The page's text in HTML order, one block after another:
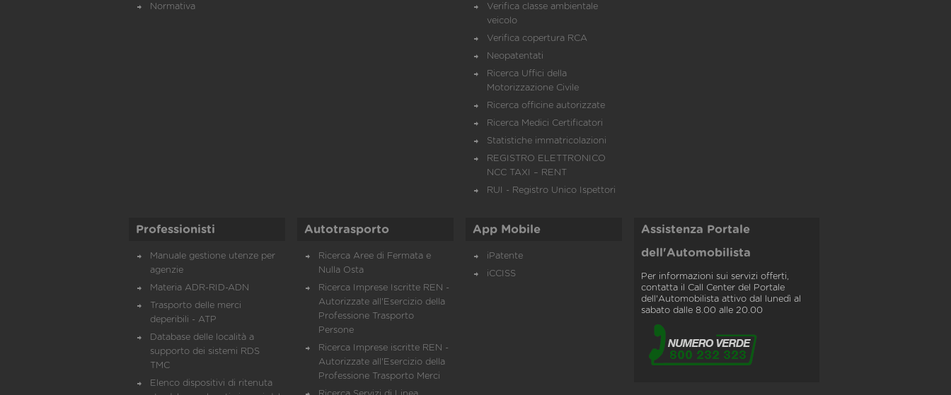
Normativa
Verifica classe ambientale
veicolo
Verifica copertura RCA
Neopatentati
Ricerca Uffici della
Motorizzazione Civile
Ricerca officine autorizzate
Ricerca Medici Certificatori
Statistiche immatricolazioni
REGISTRO ELETTRONICO
NCC TAXI – RENT
RUI - Registro Unico Ispettori
Professionisti
Manuale gestione utenze per
agenzie
Materia ADR-RID-ADN
Trasporto delle merci
deperibili - ATP
Database delle località a
supporto dei sistemi RDS
TMC
Elenco dispositivi di ritenuta
Autotrasporto
Ricerca Aree di Fermata e
Nulla Osta
Ricerca Imprese Iscritte REN -
Autorizzate all'Esercizio della
Professione Trasporto
Persone
Ricerca Imprese iscritte REN -
Autorizzate all'Esercizio della
Professione Trasporto Merci
App Mobile
iPatente
iCCISS
Assistenza Portale
dell'Automobilista
Per informazioni sui servizi offerti,
contatta il Call Center del Portale
dell'Automobilista attivo dal lunedì al
sabato dalle 8.00 alle 20.00